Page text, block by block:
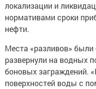
локализации и
нормативами сроки
нефти.
Места «разливов»
развернули на водных
боновых заграждений.
поверхностей воды с